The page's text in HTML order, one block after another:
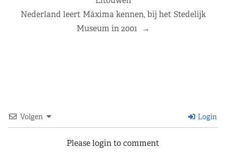
Nederland leert Máxima kennen, bij het Stedelijk
Museum in 2001 →
Volgen Login
Please login to comment